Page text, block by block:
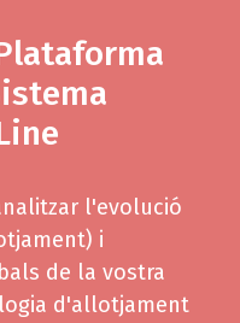
l'evolució
i
de la vostra
d'allotjament